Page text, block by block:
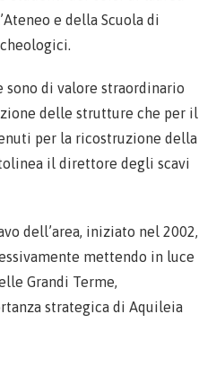
e della Scuola di
sono di valore straordinario
delle strutture che per il
per la ricostruzione della
il direttore degli scavi
dell’area, iniziato nel 2002,
mettendo in luce
Grandi Terme,
strategica di Aquileia